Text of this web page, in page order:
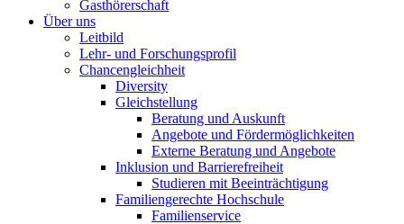
Gasthörerschaft
Über uns
Leitbild
Lehr- und Forschungsprofil
Chancengleichheit
Diversity
Gleichstellung
Beratung und Auskunft
Angebote und Fördermöglichkeiten
Externe Beratung und Angebote
Inklusion und Barrierefreiheit
Studieren mit Beeinträchtigung
Familiengerechte Hochschule
Familienservice